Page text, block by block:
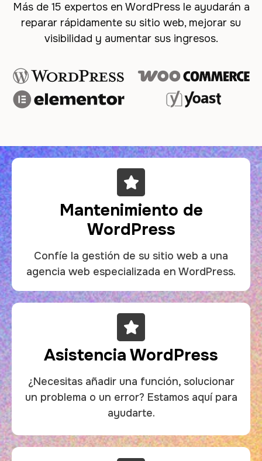
Más de 15 expertos en WordPress le ayudarán a
reparar rápidamente su sitio web, mejorar su
visibilidad y aumentar sus ingresos.
Mantenimiento de
WordPress
Confíe la gestión de su sitio web a una
agencia web especializada en WordPress.
Asistencia WordPress
¿Necesitas añadir una función, solucionar
un problema o un error? Estamos aquí para
ayudarte.